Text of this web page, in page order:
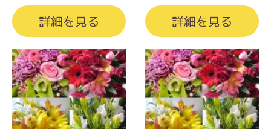
詳細を見る 詳細を見る